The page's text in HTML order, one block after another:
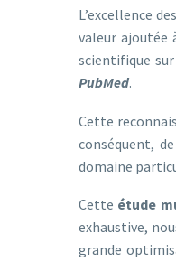
L’excellence des
valeur ajoutée
scientifique
PubMed.
Cette
conséquent,
domaine
Cette étude
exhaustive,
grande